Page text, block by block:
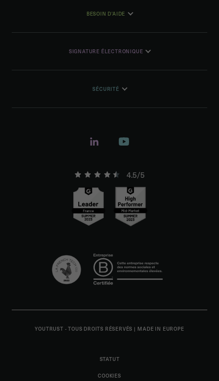
BESOIN D'AIDE
SIGNATURE ÉLECTRONIQUE
SÉCURITÉ
4.5/5
YOUTRUST - TOUS DROITS RÉSERVÉS | MADE IN EUROPE
STATUT
COOKIES